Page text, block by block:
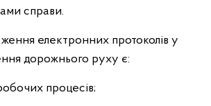
справи.
електронних протоколів у
дорожнього руху є:
процесів;